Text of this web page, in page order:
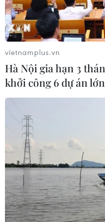
07/08/2026 08:15
trình thành phố cảng hàng
không
07/08/2026 06:46
vietnamplus.vn
Hà Nội gia hạn 3
khởi công 6 dự án lớn